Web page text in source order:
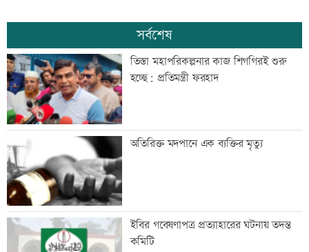
সর্বশেষ
তিস্তা মহাপরিকল্পনার কাজ শিগগিরই শুরু
হচ্ছে: প্রতিমন্ত্রী ফরহাদ
অতিরিক্ত মদপানে এক ব্যক্তির মৃত্যু
ইবির গবেষণাপত্র প্রত্যাহারের ঘটনায় তদন্ত
কমিটি